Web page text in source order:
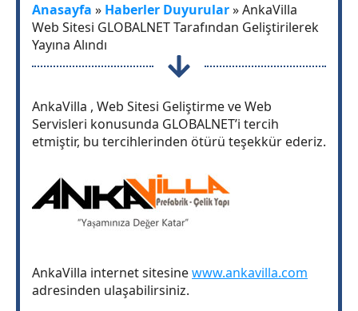
Anasayfa » Haberler Duyurular»AnkaVilla
Web Sitesi GLOBALNET Tarafından Geliştirilerek
Yayına Alındı
AnkaVilla , Web Sitesi Geliştirme ve Web
Servisleri konusunda GLOBALNET’i tercih
etmiştir, bu tercihlerinden ötürü teşekkür ederiz.
AnkaVilla internet sitesinewww.ankavilla.com
adresinden ulaşabilirsiniz.